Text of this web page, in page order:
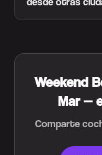
Weekend
Mar —
Comparte